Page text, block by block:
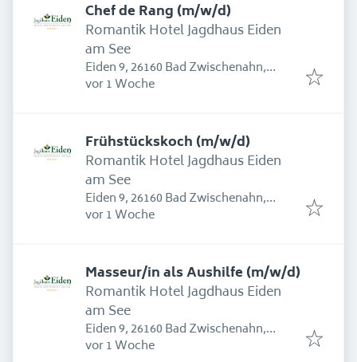
Chef de Rang (m/w/d)
Romantik Hotel Jagdhaus Eiden
am See
Eiden 9, 26160 Bad Zwischenahn,
Deutschland
Erschienen:
vor 1 Woche
Frühstückskoch (m/w/d)
Romantik Hotel Jagdhaus Eiden
am See
Eiden 9, 26160 Bad Zwischenahn,
Deutschland
Erschienen:
vor 1 Woche
Masseur/in als Aushilfe (m/w/d)
Romantik Hotel Jagdhaus Eiden
am See
Eiden 9, 26160 Bad Zwischenahn,
Deutschland
Erschienen:
vor 1 Woche